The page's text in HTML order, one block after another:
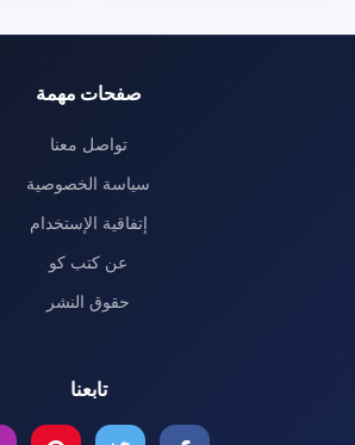
صفحات مهمة
تواصل معنا
سياسة الخصوصية
إتفاقية الإستخدام
عن كتب كو
حقوق النشر
تابعنا